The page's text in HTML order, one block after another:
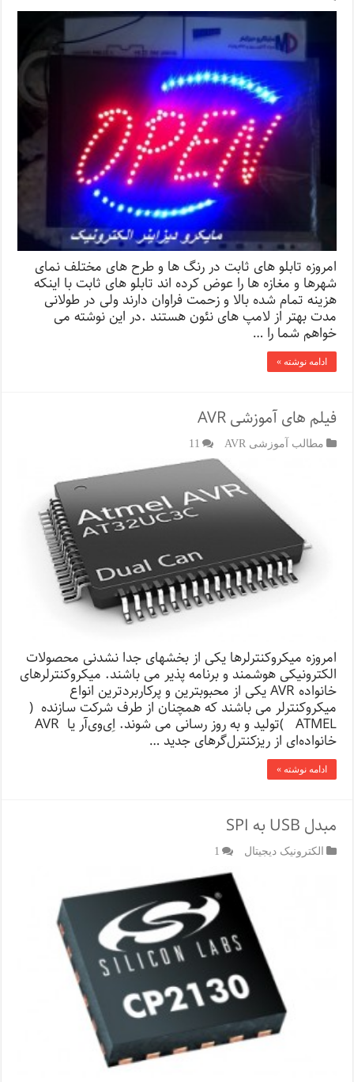
امروزه تابلو های ثابت در رنگ ها و طرح های مختلف نمای
شهرها و مغازه ها را عوض کرده اند تابلو های ثابت با اینکه
هزینه تمام شده بالا و زحمت فراوان دارند ولی در طولانی
مدت بهتر از لامپ های نئون هستند .در این نوشته می
خواهم شما را …
ادامه نوشته »
فیلم های آموزشی AVR
مطالب آموزشی AVR 11
امروزه میکروکنترلرها یکی از بخشهای جدا نشدنی محصولات
الکترونیکی هوشمند و برنامه پذیر می باشند. میکروکنترلرهای
خانواده AVR یکی از محبوبترین و پرکاربردترین انواع
میکروکنترلر می باشند که همچنان از طرف شرکت سازنده (
ATMEL )تولید و به روز رسانی می شوند. اِی‌وی‌آر یا AVR
خانواده‌ای از ریزکنترل‌گرهای جدید …
ادامه نوشته »
مبدل USB به SPI
الکترونیک دیجیتال 1